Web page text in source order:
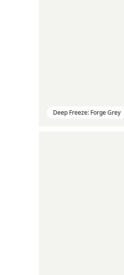
Deep Freeze: Forge Grey